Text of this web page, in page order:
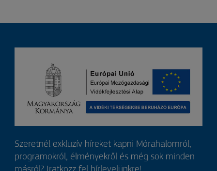
Szeretnél exkluzív híreket kapni Mórahalomról,
programokról, élményekről és még sok minden